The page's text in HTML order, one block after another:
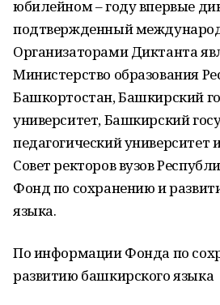
юбилейном – году впервые
подтвержденный
Организаторами Диктанта
Министерство образования
Башкортостан, Башкирский
университет, Башкирский
педагогический
Совет ректоров вузов
Фонд по сохранению и
языка.
По информации Фонда по
развитию башкирского языка